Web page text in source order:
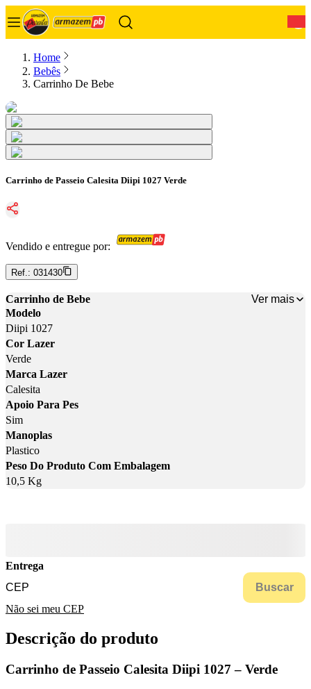
Home
Bebês
Carrinho De Bebe
Carrinho de Passeio Calesita Diipi 1027 Verde
Vendido e entregue por:
Ref.: 031430
Carrinho de Bebe
Ver mais
Modelo
Diipi 1027
Cor Lazer
Verde
Marca Lazer
Calesita
Apoio Para Pes
Sim
Manoplas
Plastico
Peso Do Produto Com Embalagem
10,5 Kg
Entrega
Buscar
Não sei meu CEP
Descrição do produto
Carrinho de Passeio Calesita Diipi 1027 – Verde